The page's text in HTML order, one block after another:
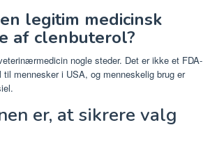
legitim medicinsk
af clenbuterol?
nogle steder. Det er ikke et FDA-
mennesker i USA, og menneskelig brug er
er, at sikrere valg